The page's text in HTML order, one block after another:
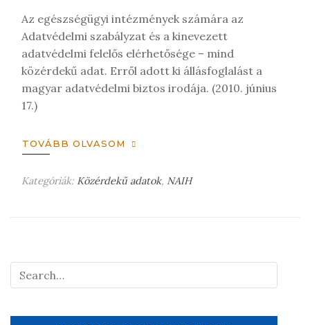
j
e
g
y
z
Az egészségügyi intézmények számára az
Adatvédelmi szabályzat és a kinevezett
adatvédelmi felelős elérhetősége – mind
közérdekű adat. Erről adott ki állásfoglalást a
magyar adatvédelmi biztos irodája. (2010. június
17.)
TOVÁBB OLVASOM
Kategóriák: Közérdekű adatok, NAIH
o
m